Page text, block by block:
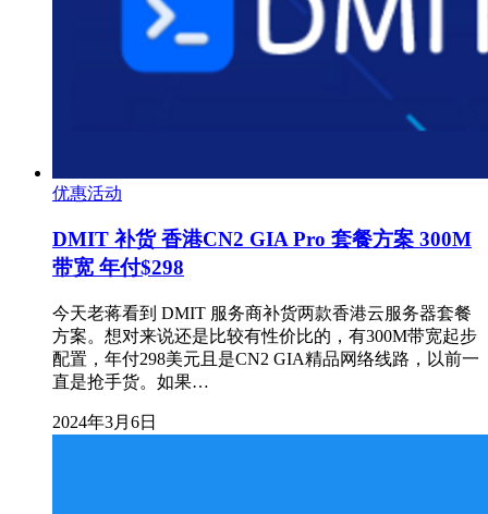
优惠活动
DMIT 补货 香港CN2 GIA Pro 套餐方案 300M
带宽 年付$298
今天老蒋看到 DMIT 服务商补货两款香港云服务器套餐
方案。想对来说还是比较有性价比的，有300M带宽起步
配置，年付298美元且是CN2 GIA精品网络线路，以前一
直是抢手货。如果…
2024年3月6日